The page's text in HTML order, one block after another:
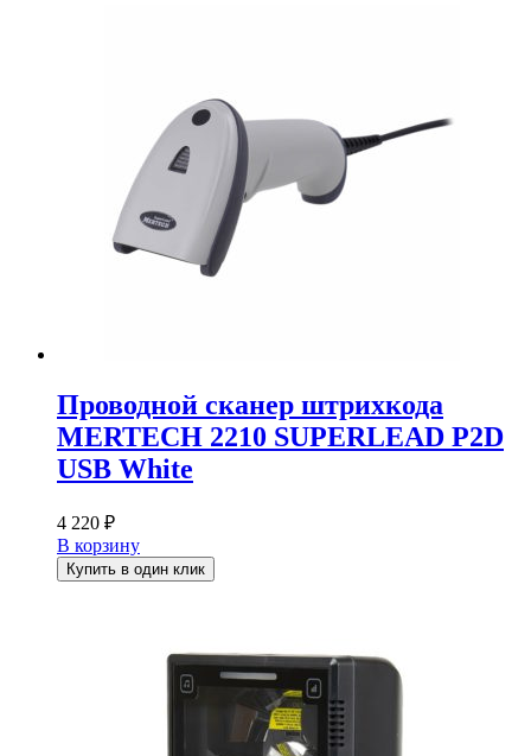
Проводной сканер штрихкода
MERTECH 2210 SUPERLEAD P2D
USB White
4 220 ₽
В корзину
Купить в один клик